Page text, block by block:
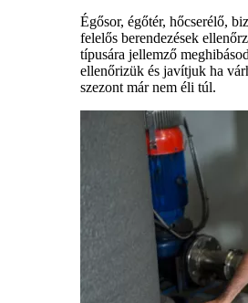
Égősor, égőtér, hőcserélő,
felelős berendezések
típusára jellemző
ellenőrizük és javítjuk ha
szezont már nem éli túl.